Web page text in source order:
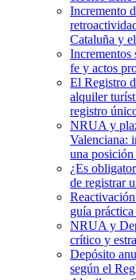
Incremento
Cataluña y
Incrementos
fe y actos
El Registro
alquiler
registro
NRUA y
Valenciana:
una
¿Es
de registrar
guía
NRUA y
crítico y
Depósito
según el